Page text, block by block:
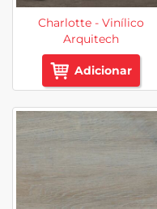
Charlotte - Vinílico
Arquitech
Adicionar